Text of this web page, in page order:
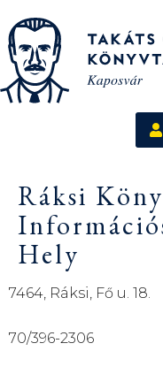
Ráksi
Hely
7464, Ráksi, Fő u. 18.
70/396-2306